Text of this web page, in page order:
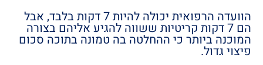
הוועדה הרפואית יכולה להיות 7 דקות בלבד, אבל
הם 7 דקות קריטיות ששווה להגיע אליהם בצורה
המוכנה ביותר כי ההחלטה בה טמונה בתוכה סכום
פיצוי גדול.